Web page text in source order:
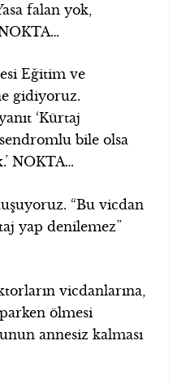
falan yok,
Eğitim ve
gidiyoruz.
‘Kürtaj
bile olsa
NOKTA…
“Bu vicdan
yap denilemez”
vicdanlarına,
ölmesi
annesiz kalması